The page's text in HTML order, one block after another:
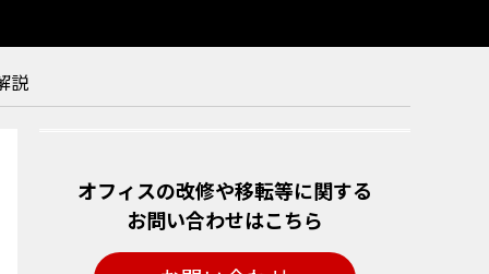
説
オフィスの改修や移転等に関する
お問い合わせはこちら